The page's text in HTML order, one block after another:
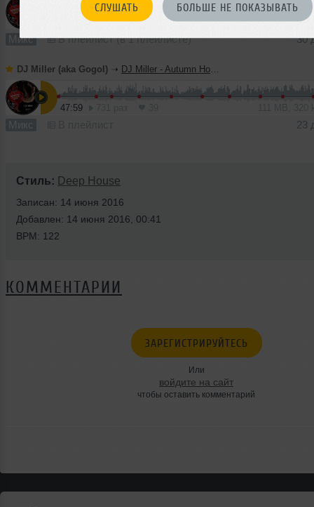
СЛУШАТЬ БОЛЬШЕ НЕ ПОКАЗЫВАТЬ
1002 раза 51 113 MB, 320
Микс В плейлист (в 1 плейлисте) 30
DJ Miller (aka Gogol) ➝ DJ Miller - Autumn House 2019 Mix
47:59
Микс 23
Стиль: Deep House
Записан: 14 июня 2016
Добавлен: 14 июня 2016, 00:41
BPM: 122
КОММЕНТАРИИ
ЗАРЕГИСТРИРУЙТЕСЬ
Или
войдите на сайт
чтобы оставить комментарий